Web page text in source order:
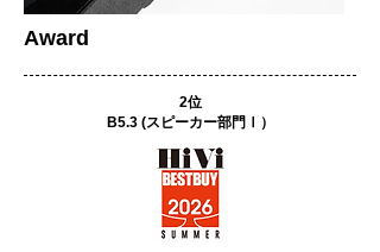
​Award
2位
B5.3 (スピーカー部門Ⅰ）